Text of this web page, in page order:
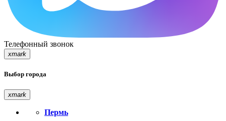
Телефонный звонок
xmark
Выбор города
xmark
Пермь